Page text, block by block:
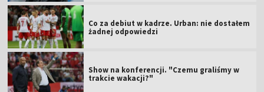
Co za debiut w kadrze. Urban: nie dostałem
żadnej odpowiedzi
Show na konferencji. "Czemu graliśmy w
trakcie wakacji?"